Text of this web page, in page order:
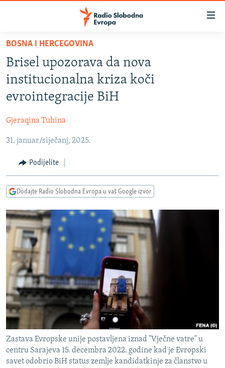
Pređite
glavni
sadržaj
na
glavnu
navigaciju
Pređite
pretragu
BOSNA I HERCEGOVINA
SRBIJA
CRNA GORA
VIZUELNO
VIDEO
INFOGRAFIKE
PODCASTI
KINA NA BALKANU
RSE PRIČE IZ SVIJETA
ISPRIČAJ MI
DNEVNO@RSE
SPECIJALI RSE
VIŠE OD NASLOVA
GENOCID U SREBRENICI
POPLAVE I KLIZIŠTA U BIH 2024.
TV LIBERTY
POST SCRIPTUM
PRATITE NAS
Sve RFE/RL stranice
BOSNA I HERCEGOVINA
Brisel upozorava da nova
institucionalna kriza koči
evrointegracije BiH
Gjeraqina Tuhina
31. januar/siječanj, 2025.
Podijelite
Dodajte Radio Slobodna Evropa u vaš Google izvor
Zastava Evropske unije postavljena iznad "Vječne vatre" u
centru Sarajeva 15. decembra 2022. godine kad je Evropski
savet odobrio BiH status zemlje kandidatkinje za članstvo u